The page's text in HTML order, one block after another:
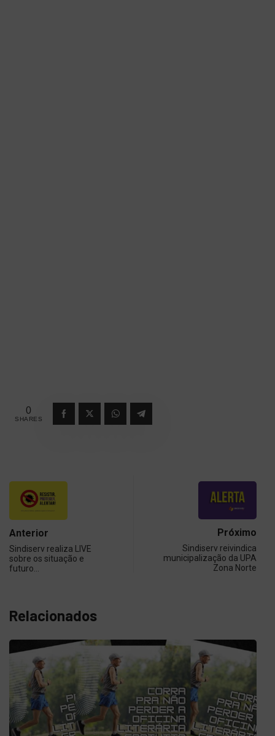
0
SHARES
Anterior
Sindiserv realiza LIVE
sobre os situação e
futuro…
Próximo
Sindiserv reivindica
municipalização da UPA
Zona Norte
Relacionados